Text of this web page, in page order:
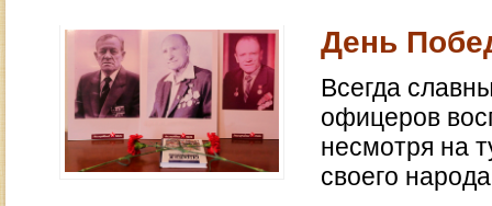
День
Всегда
офицеров
несмотря на
своего